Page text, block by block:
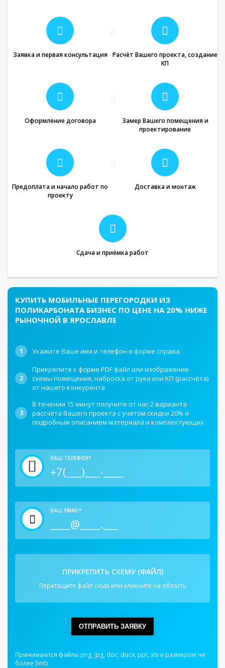
Заявка и первая консультация
Расчёт Вашего проекта, создание
КП
Оформление договора
Замер Вашего помещения и
проектирование
Предоплата и начало работ по
проекту
Доставка и монтаж
Сдача и приёмка работ
КУПИТЬ МОБИЛЬНЫЕ ПЕРЕГОРОДКИ ИЗ
ПОЛИКАРБОНАТА БИЗНЕС ПО ЦЕНЕ НА 20% НИЖЕ
РЫНОЧНОЙ В ЯРОСЛАВЛЕ
1 Укажите Ваше имя и телефон в форме справа
2
Прикрепите к форме PDF файл или изображение
схемы помещения, наброска от руки или КП (рассчёта)
от нашего конкурента
3
В течении 15 минут получите от нас 2 варианта
рассчёта Вашего проекта с учётом скидки 20% и
подробным описанием материала и комплектующих
ВАШ ТЕЛЕФОН*
ВАШ EMAIL*
ПРИКРЕПИТЬ СХЕМУ (ФАЙЛ)
Перетащите файл сюда или кликните на область
ОТПРАВИТЬ ЗАЯВКУ
Принимаются файлы png, jpg, doc, docx, ppt, xls и размером не
более 5mb